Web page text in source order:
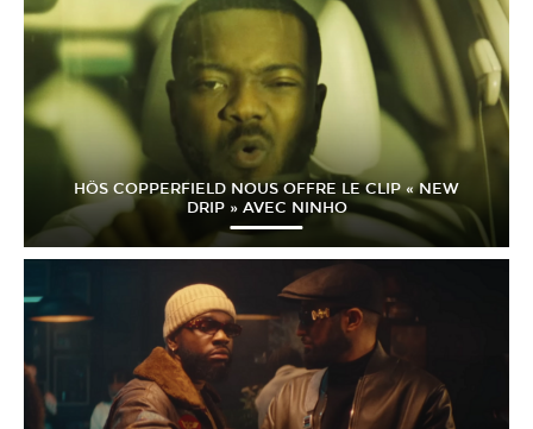
HÖS COPPERFIELD NOUS OFFRE LE CLIP « NEW
DRIP » AVEC NINHO